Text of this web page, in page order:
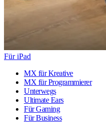
Für iPad
MX für Kreative
MX für Programmierer
Unterwegs
Ultimate Ears
Für Gaming
Für Business